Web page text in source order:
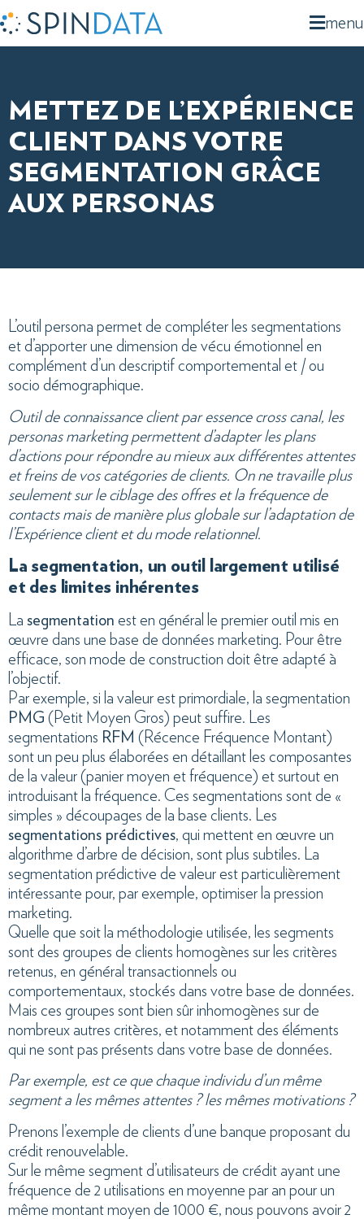
menu
METTEZ DE L’EXPÉRIENCE
CLIENT DANS VOTRE
SEGMENTATION GRÂCE
AUX PERSONAS
L’outil persona permet de compléter les segmentations
et d’apporter une dimension de vécu émotionnel en
complément d’un descriptif comportemental et / ou
socio démographique.
Outil de connaissance client par essence cross canal, les
personas marketing permettent d’adapter les plans
d’actions pour répondre au mieux aux différentes attentes
et freins de vos catégories de clients. On ne travaille plus
seulement sur le ciblage des offres et la fréquence de
contacts mais de manière plus globale sur l’adaptation de
l’Expérience client et du mode relationnel.
La segmentation, un outil largement utilisé
et des limites inhérentes
La segmentation est en général le premier outil mis en
œuvre dans une base de données marketing. Pour être
efficace, son mode de construction doit être adapté à
l’objectif.
Par exemple, si la valeur est primordiale, la segmentation
PMG (Petit Moyen Gros) peut suffire. Les
segmentations RFM (Récence Fréquence Montant)
sont un peu plus élaborées en détaillant les composantes
de la valeur (panier moyen et fréquence) et surtout en
introduisant la fréquence. Ces segmentations sont de «
simples » découpages de la base clients. Les
segmentations prédictives, qui mettent en œuvre un
algorithme d’arbre de décision, sont plus subtiles. La
segmentation prédictive de valeur est particulièrement
intéressante pour, par exemple, optimiser la pression
marketing.
Quelle que soit la méthodologie utilisée, les segments
sont des groupes de clients homogènes sur les critères
retenus, en général transactionnels ou
comportementaux, stockés dans votre base de données.
Mais ces groupes sont bien sûr inhomogènes sur de
nombreux autres critères, et notamment des éléments
qui ne sont pas présents dans votre base de données.
Par exemple, est ce que chaque individu d’un même
segment a les mêmes attentes ? les mêmes motivations ?
Prenons l’exemple de clients d’une banque proposant du
crédit renouvelable.
Sur le même segment d’utilisateurs de crédit ayant une
fréquence de 2 utilisations en moyenne par an pour un
même montant moyen de 1000 €, nous pouvons avoir 2